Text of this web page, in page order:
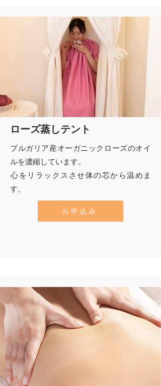
ローズ蒸しテント
ブルガリア産オーガニックローズのオイ
ルを濃縮しています。
​心をリラックスさせ体の芯から温めま
す。
お申込み